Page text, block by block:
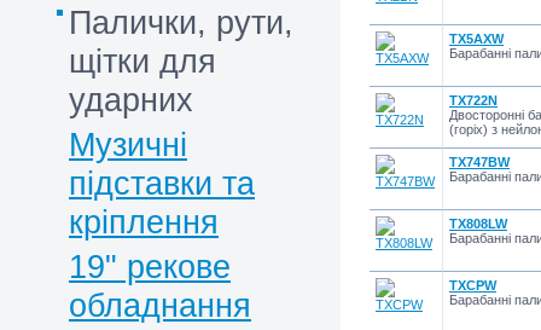
Палички, рути,
щітки для
ударних
Музичні
підставки та
кріплення
19" рекове
обладнання
TX5AXW
Барабанні
TX722N
Двосторонні
(горіх) з
TX747BW
Барабанні
TX808LW
Барабанні
TXCPW
Барабанні